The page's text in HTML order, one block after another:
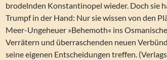
brodelnden Konstantinopel wieder. Doch sie
Trumpf in der Hand: Nur sie wissen von den
Meer-Ungeheuer »Behemoth« ins
Verrätern und überraschenden neuen
seine eigenen Entscheidungen treffen.